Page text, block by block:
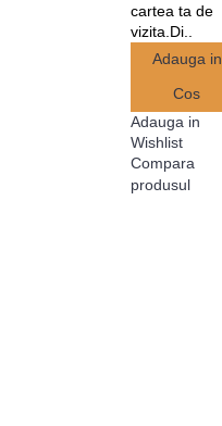
cartea ta de
vizita.Di..
Adauga in
Cos
Adauga in
Wishlist
Compara
produsul